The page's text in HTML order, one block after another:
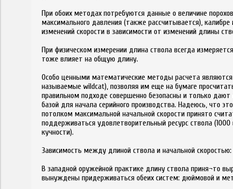
При обоих методах потребуются данные о величине
максимального давления (также рассчитывается),
изменений скорости в зависимости от изменений длины
При физическом измерении длина ствола всегда
тоже влияет на общую длину.
Особо ценными математические методы расчета
называемые wildcat), позволяя им еще на бумаге
правильном подходе совершенно безопасны и только
базой для начала серийного производства. Надеюсь, что
потолком максимальной начальной скорости принято
поддерживаться удовлетворительный ресурс ствола
кучности).
Зависимость между длиной ствола и начальной скоростью:
В западной оружейной практике длину ствола приня¬то
вынуждены придерживаться обеих систем: дюймовой и